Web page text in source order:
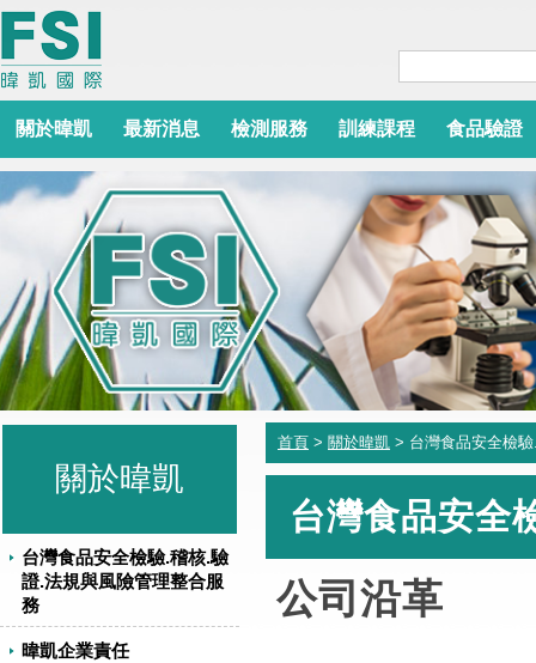
關於暐凱 最新消息 檢測服務 訓練課程 食品驗證
關於暐凱
台灣食品安全檢驗.稽核.驗
證.法規與風險管理整合服
務
暐凱企業責任
首頁 > 關於暐凱 > 台灣食品安全檢
台灣食品安全
公司沿革